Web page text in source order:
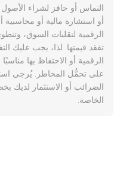
التماس أو حافز لشراء الأصول
أو استشارة مالية أو محاسبية
الرقمية لتقلبات السوق،
تفقد قيمتها. لذا، يجب عليك
الرقمية أو الاحتفاظ بها
على تحمُّل المخاطر. يُرجى
الضرائب أو الاستثمار
الخاصة.